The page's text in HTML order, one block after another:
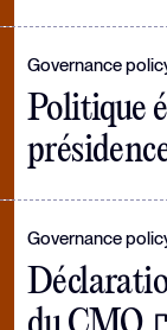
Governance
Politique
Governance